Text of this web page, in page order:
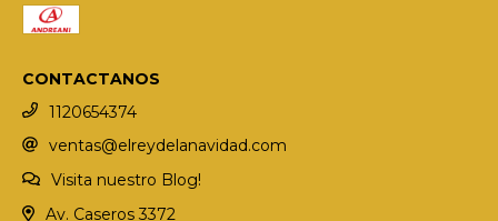
CONTACTANOS
1120654374
ventas@elreydelanavidad.com
Visita nuestro Blog!
Av. Caseros 3372